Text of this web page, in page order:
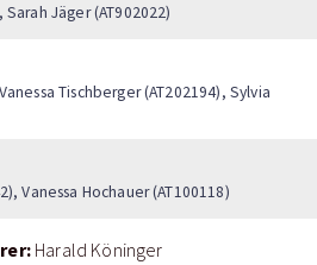
Jäger (AT902022)
Tischberger (AT202194), Sylvia
Vanessa Hochauer (AT100118)
Harald Köninger